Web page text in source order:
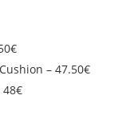
– 47.50€
48€